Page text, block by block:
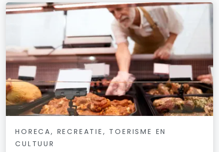
HORECA, RECREATIE, TOERISME EN
CULTUUR